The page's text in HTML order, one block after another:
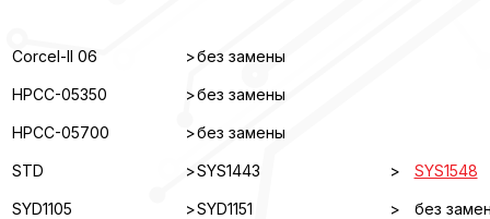
Corcel-II 06 >без замены
HPCC-05350 >без замены
HPCC-05700 >без замены
STD >SYS1443 > SYS1548
SYD1105 >SYD1151 > без